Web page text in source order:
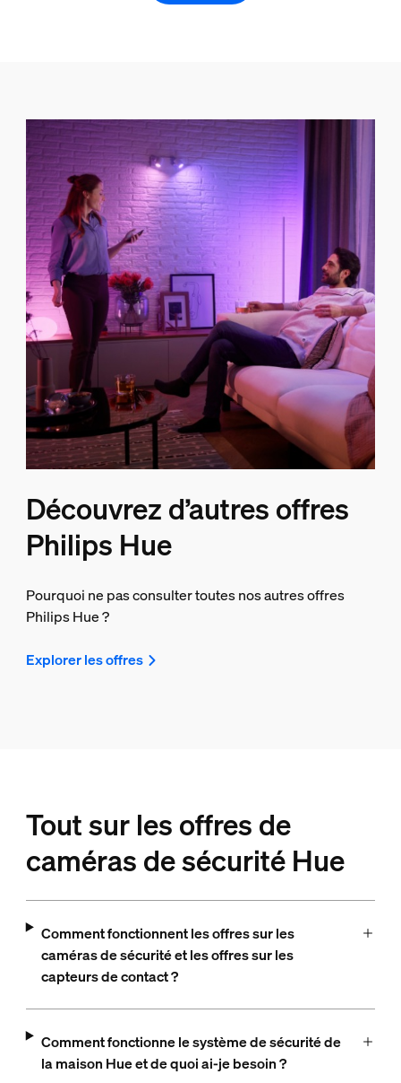
Découvrez d’autres offres
Philips Hue
Pourquoi ne pas consulter toutes nos autres offres
Philips Hue ?
Explorer les offres
Tout sur les offres de
caméras de sécurité Hue
Comment fonctionnent les offres sur les
caméras de sécurité et les offres sur les
capteurs de contact ?
Comment fonctionne le système de sécurité de
la maison Hue et de quoi ai-je besoin ?